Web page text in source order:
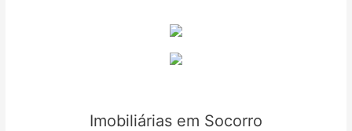
Imobiliárias em Socorro